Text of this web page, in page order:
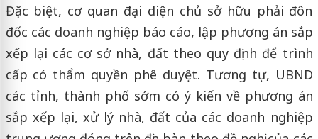
Đặc biệt, cơ quan đại diện chủ sở hữu phải đôn
đốc các doanh nghiệp báo cáo, lập phương án sắp
xếp lại các cơ sở nhà, đất theo quy định để trình
cấp có thẩm quyền phê duyệt. Tương tự, UBND
các tỉnh, thành phố sớm có ý kiến về phương án
sắp xếp lại, xử lý nhà, đất của các doanh nghiệp